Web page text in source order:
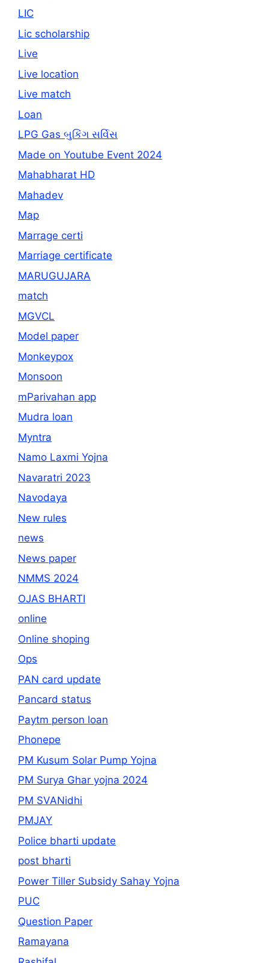
LIC
Lic scholarship
Live
Live location
Live match
Loan
LPG Gas બુકિંગ સર્વિસ
Made on Youtube Event 2024
Mahabharat HD
Mahadev
Map
Marrage certi
Marriage certificate
MARUGUJARA
match
MGVCL
Model paper
Monkeypox
Monsoon
mParivahan app
Mudra loan
Myntra
Namo Laxmi Yojna
Navaratri 2023
Navodaya
New rules
news
News paper
NMMS 2024
OJAS BHARTI
online
Online shoping
Ops
PAN card update
Pancard status
Paytm person loan
Phonepe
PM Kusum Solar Pump Yojna
PM Surya Ghar yojna 2024
PM SVANidhi
PMJAY
Police bharti update
post bharti
Power Tiller Subsidy Sahay Yojna
PUC
Question Paper
Ramayana